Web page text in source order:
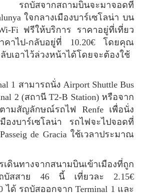
บัสจากสถามบินจะมาจอดที่
ใจกลางเมืองบาร์เซโลน่า บน
Fi ฟรีให้บริการ ราคาอยู่ที่เที่ยว
คาไป-กลับอยู่ที่ 10.20€ โดยคุณ
บเอาไว้ล่วงหน้าได้โดยจะต้องใช้
1 สามารถนั่ง Airport Shuttle Bus
2 (สถานี T2-B Station) หรือจาก
ามสัญลักษณ์รถไฟ Renfe เพื่อนั่ง
มืองบาร์เซโลน่า รถไฟจะไปจอดที่
de Gracia ใช้เวลาประมาณ
เดินทางจากสนามบินเข้าเมืองที่ถูก
ถบัสสาย 46 นี้ เที่ยวละ 2.15€
ได้ รถบัสออกจาก Terminal 1 และ